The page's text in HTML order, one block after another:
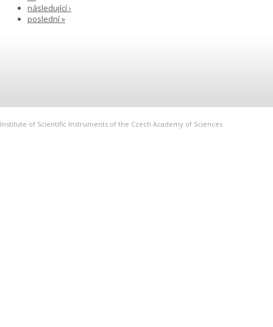
následující ›
poslední »
Institute of Scientific Instruments of the Czech Academy of Sciences